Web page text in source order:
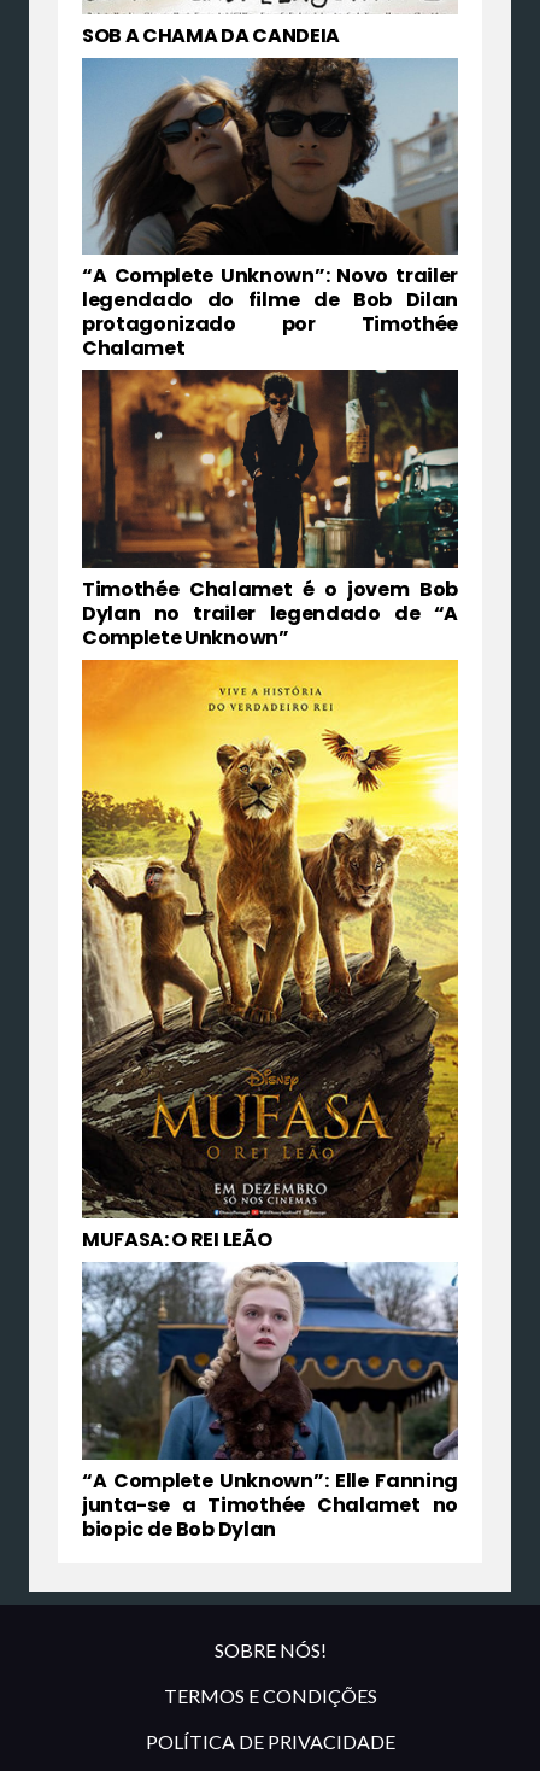
SOB A CHAMA DA CANDEIA
“A Complete Unknown”: Novo trailer
legendado do filme de Bob Dilan
protagonizado por Timothée
Chalamet
Timothée Chalamet é o jovem Bob
Dylan no trailer legendado de “A
Complete Unknown”
MUFASA: O REI LEÃO
“A Complete Unknown”: Elle Fanning
junta-se a Timothée Chalamet no
biopic de Bob Dylan
SOBRE NÓS!
TERMOS E CONDIÇÕES
POLÍTICA DE PRIVACIDADE